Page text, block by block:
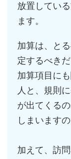
放置してい
ます。
加算は、と
定するべき
加算項目に
人と、規則
が出てくる
しまいますの
加えて、訪